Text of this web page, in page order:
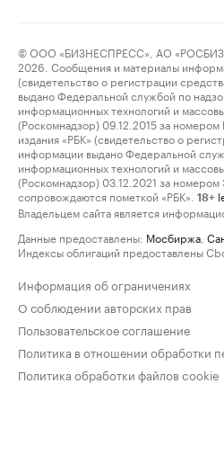
© ООО «БИЗНЕСПРЕСС», АО
2026. Сообщения и материалы
(свидетельство о регистрации
выдано Федеральной службой по
информационных технологий и
(Роскомнадзор) 09.12.2015 за
издания «РБК» (свидетельство о
информации выдано Федеральной
информационных технологий и
(Роскомнадзор) 03.12.2021 за
сопровождаются пометкой «РБК».
18+
Владельцем сайта является
Данные предоставлены: Мосбиржа
Индексы облигаций предоставлены
Информация об ограничениях
О соблюдении авторских прав
Пользовательское соглашение
Политика в отношении обработки
Политика обработки файлов cookie